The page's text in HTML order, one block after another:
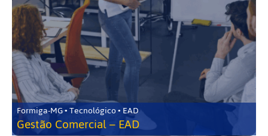
Formiga-MG • Tecnológico • EAD
Gestão Comercial – EAD